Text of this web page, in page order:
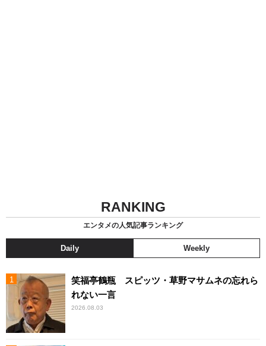
RANKING
エンタメの人気記事ランキング
Daily Weekly
笑福亭鶴瓶 スピッツ・草野マサムネの忘れら
れない一言
2026.08.03